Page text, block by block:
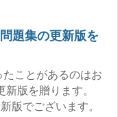
題集の更新版を
たことがあるのはお
版を贈ります。
版でございます。